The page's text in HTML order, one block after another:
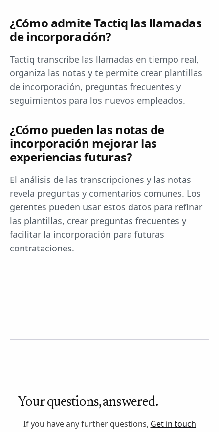
¿Cómo admite Tactiq las llamadas
de incorporación?
Tactiq transcribe las llamadas en tiempo real,
organiza las notas y te permite crear plantillas
de incorporación, preguntas frecuentes y
seguimientos para los nuevos empleados.
¿Cómo pueden las notas de
incorporación mejorar las
experiencias futuras?
El análisis de las transcripciones y las notas
revela preguntas y comentarios comunes. Los
gerentes pueden usar estos datos para refinar
las plantillas, crear preguntas frecuentes y
facilitar la incorporación para futuras
contrataciones.
Your questions, answered.
If you have any further questions, Get in touch